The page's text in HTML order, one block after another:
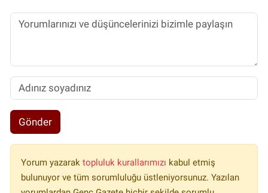
Gönder
Yorum yazarak topluluk kurallarımızı kabul etmiş
bulunuyor ve tüm sorumluluğu üstleniyorsunuz. Yazılan